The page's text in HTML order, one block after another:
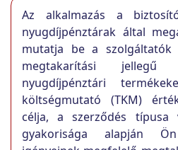
Az alkalmazás a
nyugdíjpénztárak által
mutatja be a szolgáltatók
megtakarítási jellegű
nyugdíjpénztári
költségmutató (TKM)
célja, a szerződés típusa
gyakorisága alapján